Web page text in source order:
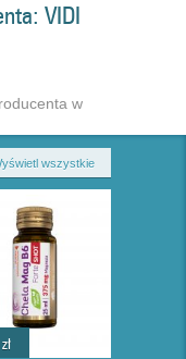
VIDI
w
wszystkie